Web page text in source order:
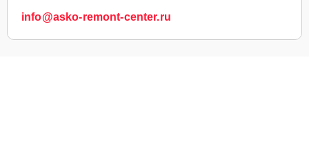
info@asko-remont-center.ru